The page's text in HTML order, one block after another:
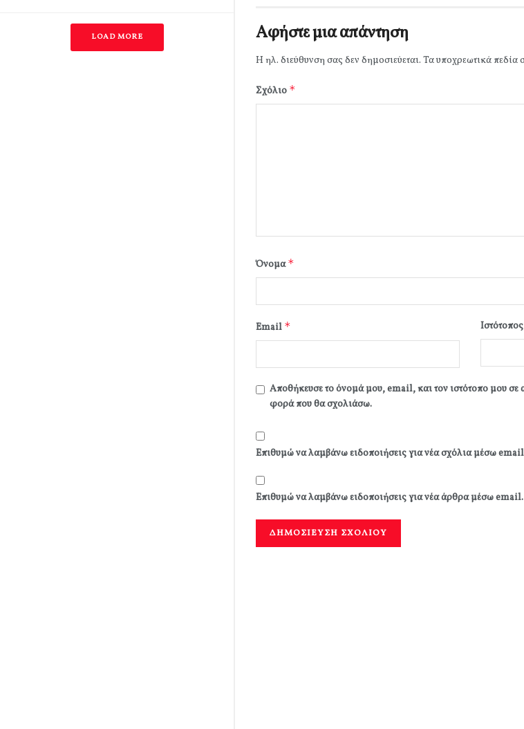
LOAD MORE Αφήστε μια απάντηση
Η ηλ. διεύθυνση σας δεν δημοσιεύεται. Τα υποχρεωτικά πεδία
Σχόλιο *
Όνομα*
Email * Ιστότοπος
Αποθήκευσε το όνομά μου, email, και τον ιστότοπο μου σε
φορά που θα σχολιάσω.
Επιθυμώ να λαμβάνω ειδοποιήσεις για νέα σχόλια μέσω
Επιθυμώ να λαμβάνω ειδοποιήσεις για νέα άρθρα μέσω email.